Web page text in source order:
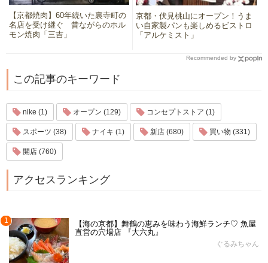
【京都焼肉】60年続いた裏寺町の
名店を受け継ぐ 昔ながらのホル
モン焼肉「三吉」
京都・伏見桃山にオープン！うま
い自家製パンも楽しめるビストロ
「アルケミスト」
Recommended by
この記事のキーワード
nike (1) オープン (129) コンセプトストア (1)
スポーツ (38) ナイキ (1) 新店 (680) 買い物 (331)
開店 (760)
アクセスランキング
1
【海の京都】舞鶴の恵みを味わう海鮮ランチ♡ 魚屋
直営の穴場店 『大六丸』
ぐるみちゃん